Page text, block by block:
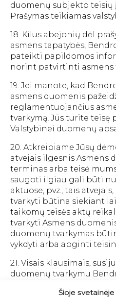
Šioje
duomenų subjekto teisių
Prašymas teikiamas
18. Kilus abejonių dėl
asmens tapatybės,
pateikti papildomos
norint patvirtinti asmens
19. Jei manote, kad
asmens duomenis
reglamentuojančius
tvarkymą, Jūs turite teisę
Valstybinei duomenų
20. Atkreipiame Jūsų
atvejais ilgesnis Asmens
terminas arba teisė
saugoti ilgiau gali būti
aktuose, pvz., tais
tvarkyti būtina siekiant
taikomų teisės aktų
tvarkyti Asmens
duomenų tvarkymas
vykdyti arba apginti
21. Visais klausimais,
duomenų tvarkymu